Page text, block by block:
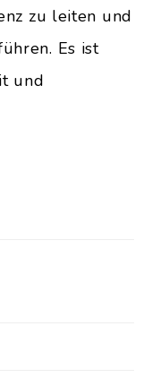
zu leiten und
Es ist
und